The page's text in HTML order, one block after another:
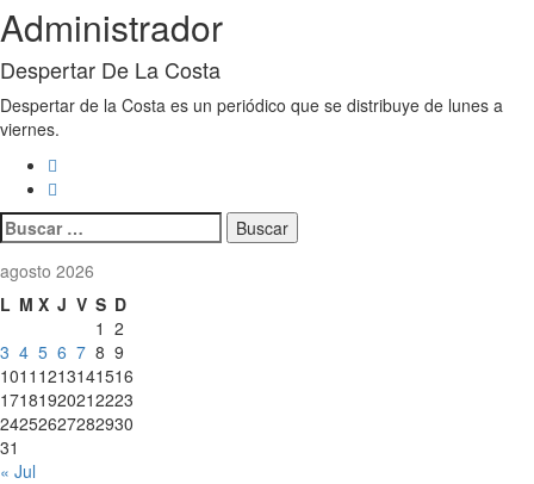
Administrador
Despertar De La Costa
Despertar de la Costa es un periódico que se distribuye de lunes a
viernes.
Buscar:
agosto 2026
L M X J V S D
1 2
3 4 5 6 7 8 9
1011 1213141516
17181920212223
24252627282930
31
« Jul